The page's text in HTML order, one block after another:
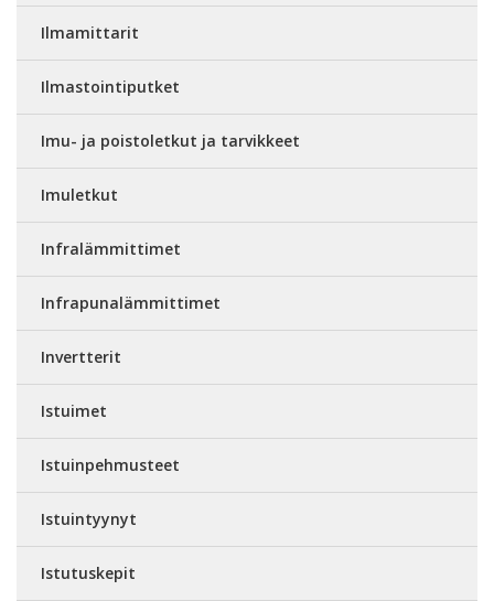
Ilmamittarit
Ilmastointiputket
Imu- ja poistoletkut ja tarvikkeet
Imuletkut
Infralämmittimet
Infrapunalämmittimet
Invertterit
Istuimet
Istuinpehmusteet
Istuintyynyt
Istutuskepit